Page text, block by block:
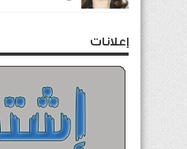
إعلانات